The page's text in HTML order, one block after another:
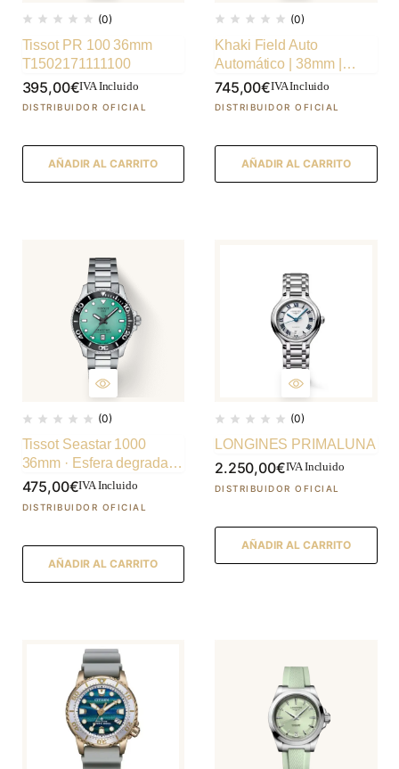
(0)
Tissot PR 100 36mm
T1502171111100
395,00€IVA Incluido
AÑADIR AL CARRITO
(0)
Khaki Field Auto
Automático | 38mm |
H70455533
745,00€IVA Incluido
AÑADIR AL CARRITO
(0)
Tissot Seastar 1000
36mm · Esfera degradado
turquesa · correa gris
475,00€IVA Incluido
AÑADIR AL CARRITO
(0)
LONGINES PRIMALUNA
2.250,00€IVA Incluido
AÑADIR AL CARRITO